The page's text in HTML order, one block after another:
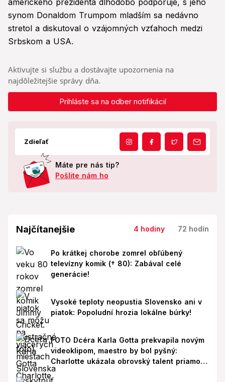
amerického prezidenta dlhodobo podporuje, s jeho
synom Donaldom Trumpom mladším sa nedávno
stretol a diskutoval o vzájomných vzťahoch medzi
Srbskom a USA.
Aktivujte si službu a dostávajte upozornenia na
najdôležitejšie správy dňa.
Prihláste sa na odber notifikácií
Zdieľať
Máte pre nás tip?
Pošlite nám ho
Najčítanejšie 4 hodiny 72 hodín
Po krátkej chorobe zomrel obľúbený
televízny komik († 80): Zabával celé
generácie!
Vysoké teploty neopustia Slovensko ani v
piatok: Popoludní hrozia lokálne búrky!
FOTO Dcéra Karla Gotta prekvapila novým
videoklipom, maestro by bol pyšný:
Charlotte ukázala obrovský talent priamo v
Paríži!